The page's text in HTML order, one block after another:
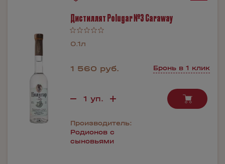
Дистиллят Polugar №3 Caraway
0.1л
1 560 руб. Бронь в 1 клик
Производитель:
Родионов с
сыновьями